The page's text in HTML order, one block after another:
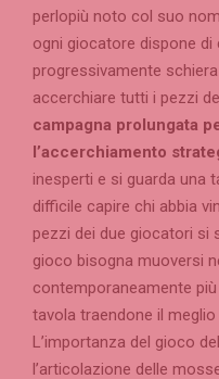
perlopiù noto col suo
ogni giocatore dispone
progressivamente
accerchiare tutti i pezzi
campagna prolungata
l’accerchiamento
inesperti e si guarda una
difficile capire chi abbia
pezzi dei due giocatori si
gioco bisogna muoversi
contemporaneamente
tavola traendone il meglio
L’importanza del gioco del
l’articolazione delle